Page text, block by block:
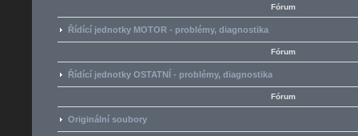
Fórum
Řídící jednotky MOTOR - problémy, diagnostika
Fórum
Řídící jednotky OSTATNÍ - problémy, diagnostika
Fórum
Originální soubory